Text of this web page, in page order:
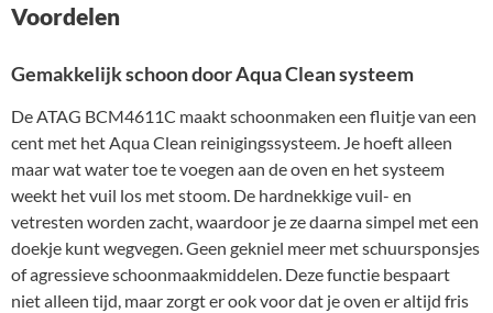
Voordelen
Gemakkelijk schoon door Aqua Clean systeem
De ATAG BCM4611C maakt schoonmaken een fluitje van een
cent met het Aqua Clean reinigingssysteem. Je hoeft alleen
maar wat water toe te voegen aan de oven en het systeem
weekt het vuil los met stoom. De hardnekkige vuil- en
vetresten worden zacht, waardoor je ze daarna simpel met een
doekje kunt wegvegen. Geen gekniel meer met schuursponsjes
of agressieve schoonmaakmiddelen. Deze functie bespaart
niet alleen tijd, maar zorgt er ook voor dat je oven er altijd fris